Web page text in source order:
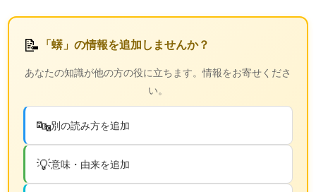
📝 「蠎」の情報を追加しませんか？
あなたの知識が他の方の役に立ちます。情報をお寄せくださ
い。
🔤別の読み方を追加
💡意味・由来を追加